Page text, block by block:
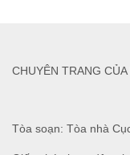
Tòa soạn: Tòa nhà
CHUYÊN TRANG CỦA